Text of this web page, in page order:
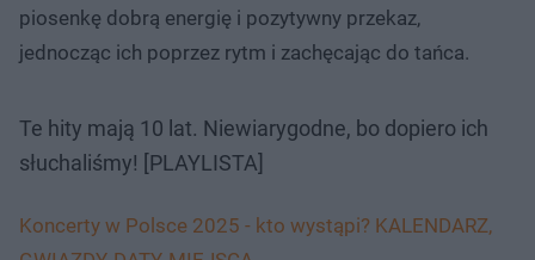
piosenkę dobrą energię i pozytywny przekaz,
jednocząc ich poprzez rytm i zachęcając do tańca.
Te hity mają 10 lat. Niewiarygodne, bo dopiero ich
słuchaliśmy! [PLAYLISTA]
Koncerty w Polsce 2025 - kto wystąpi? KALENDARZ,